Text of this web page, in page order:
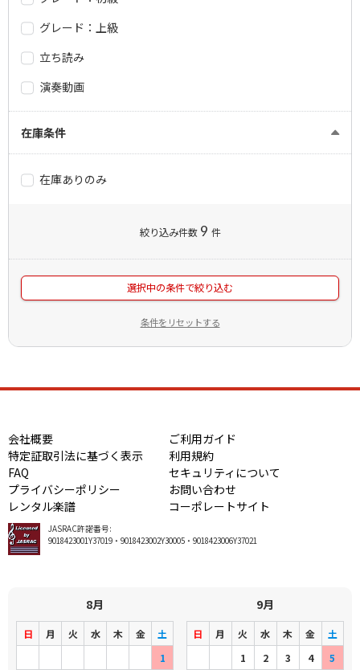
グレード：上級
立ち読み
演奏動画
在庫条件
在庫ありのみ
絞り込み件数 9 件
選択中の条件で絞り込む
条件をリセットする
会社概要
ご利用ガイド
特定証取引法に基づく表示
利用規約
FAQ
セキュリティについて
プライバシーポリシー
お問い合わせ
レンタル楽譜
コーポレートサイト
JASRAC許諾番号:
9018423001Y37019・9018423002Y30005・9018423006Y37021
8月
日 月 火 水 木 金
土
1
9月
日 月 火 水 木 金
土
1
2 3 4 5